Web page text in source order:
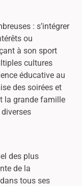
: s’intégrer
ou
à son sport
cultures
éducative au
des soirées et
la grande famille
des plus
de la
tous ses